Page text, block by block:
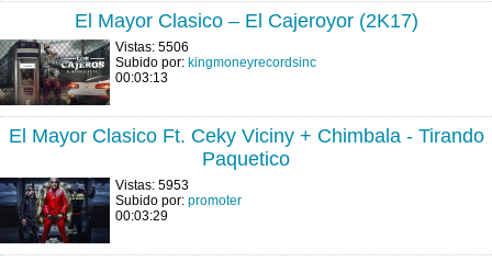
El Mayor Clasico – El Cajeroyor (2K17)
Vistas: 5506
Subido por: kingmoneyrecordsinc
00:03:13
El Mayor Clasico Ft. Ceky Viciny + Chimbala - Tirando
Paquetico
Vistas: 5953
Subido por: promoter
00:03:29